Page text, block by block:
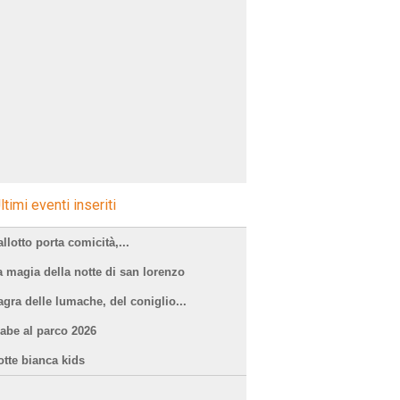
eventi inseriti
porta comicità,...
magia della notte di san lorenzo
delle lumache, del coniglio...
al parco 2026
bianca kids